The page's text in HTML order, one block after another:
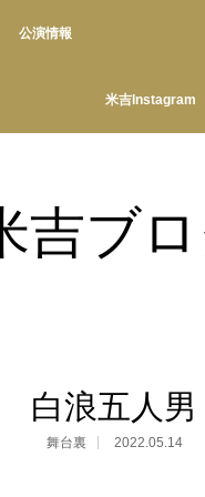
公演情報
米吉Instagram
吉ブ
白浪五人男
舞台裏 2022.05.14